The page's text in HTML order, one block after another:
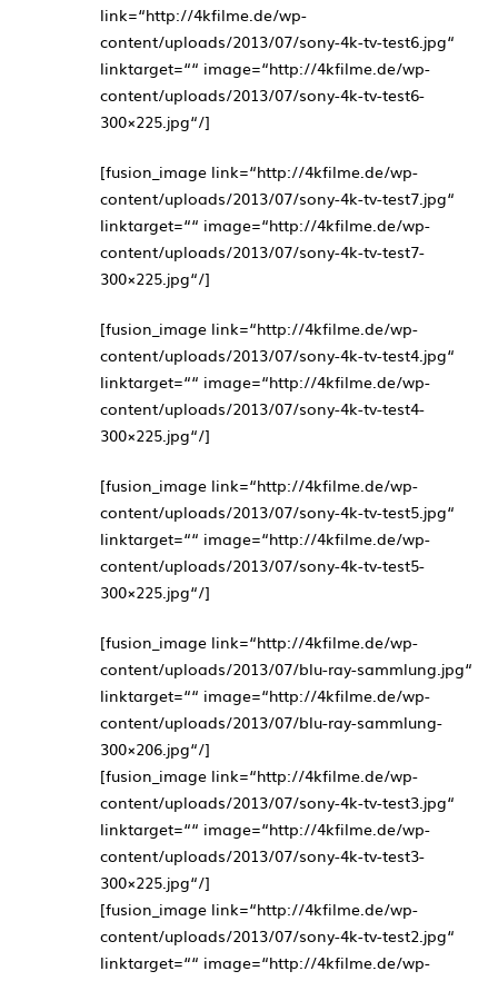
link=“http://4kfilme.de/wp-
content/uploads/2013/07/sony-4k-tv-test6.jpg“
linktarget=““ image=“http://4kfilme.de/wp-
content/uploads/2013/07/sony-4k-tv-test6-
300×225.jpg“/]
[fusion_image link=“http://4kfilme.de/wp-
content/uploads/2013/07/sony-4k-tv-test7.jpg“
linktarget=““ image=“http://4kfilme.de/wp-
content/uploads/2013/07/sony-4k-tv-test7-
300×225.jpg“/]
[fusion_image link=“http://4kfilme.de/wp-
content/uploads/2013/07/sony-4k-tv-test4.jpg“
linktarget=““ image=“http://4kfilme.de/wp-
content/uploads/2013/07/sony-4k-tv-test4-
300×225.jpg“/]
[fusion_image link=“http://4kfilme.de/wp-
content/uploads/2013/07/sony-4k-tv-test5.jpg“
linktarget=““ image=“http://4kfilme.de/wp-
content/uploads/2013/07/sony-4k-tv-test5-
300×225.jpg“/]
[fusion_image link=“http://4kfilme.de/wp-
content/uploads/2013/07/blu-ray-sammlung.jpg“
linktarget=““ image=“http://4kfilme.de/wp-
content/uploads/2013/07/blu-ray-sammlung-
300×206.jpg“/]
[fusion_image link=“http://4kfilme.de/wp-
content/uploads/2013/07/sony-4k-tv-test3.jpg“
linktarget=““ image=“http://4kfilme.de/wp-
content/uploads/2013/07/sony-4k-tv-test3-
300×225.jpg“/]
[fusion_image link=“http://4kfilme.de/wp-
content/uploads/2013/07/sony-4k-tv-test2.jpg“
linktarget=““ image=“http://4kfilme.de/wp-